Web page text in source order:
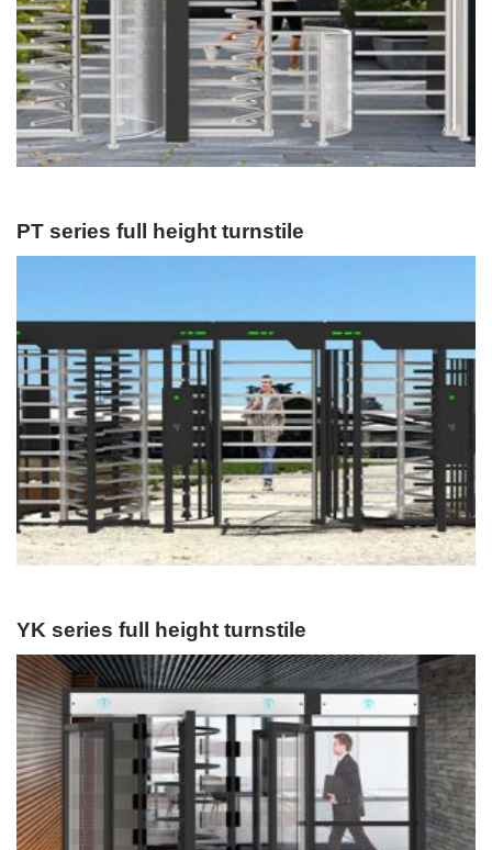
PT series full height turnstile
YK series full height turnstile